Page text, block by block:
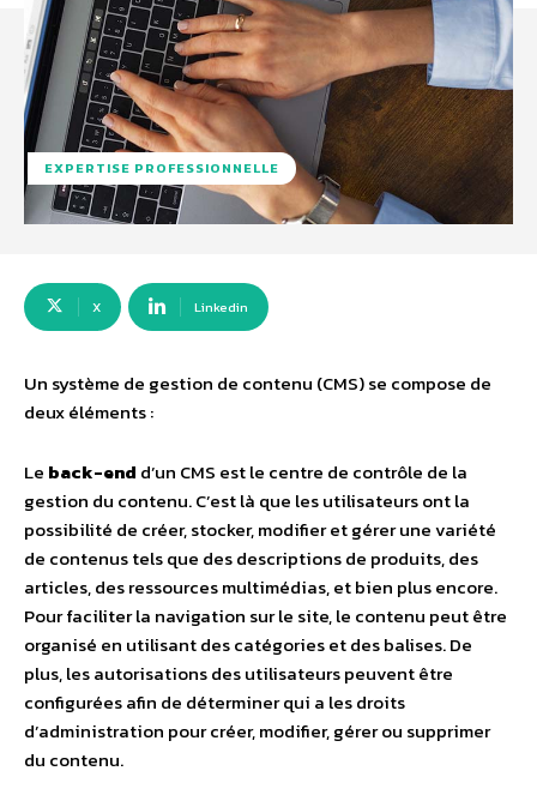
EXPERTISE PROFESSIONNELLE
X Linkedin
Un système de gestion de contenu (CMS) se compose de
deux éléments :
Le back-end d’un CMS est le centre de contrôle de la
gestion du contenu. C’est là que les utilisateurs ont la
possibilité de créer, stocker, modifier et gérer une variété
de contenus tels que des descriptions de produits, des
articles, des ressources multimédias, et bien plus encore.
Pour faciliter la navigation sur le site, le contenu peut être
organisé en utilisant des catégories et des balises. De
plus, les autorisations des utilisateurs peuvent être
configurées afin de déterminer qui a les droits
d’administration pour créer, modifier, gérer ou supprimer
du contenu.